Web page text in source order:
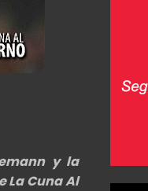
y la
La Cuna Al